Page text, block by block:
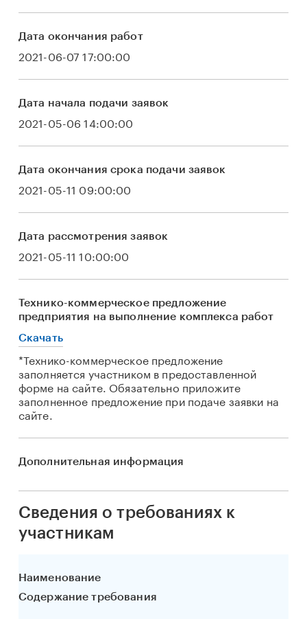
Дата окончания работ
2021-06-07 17:00:00
Дата начала подачи заявок
2021-05-06 14:00:00
Дата окончания срока подачи заявок
2021-05-11 09:00:00
Дата рассмотрения заявок
2021-05-11 10:00:00
Технико-коммерческое предложение
предприятия на выполнение комплекса работ
Скачать
*Технико-коммерческое предложение
заполняется участником в предоставленной
форме на сайте. Обязательно приложите
заполненное предложение при подаче заявки на
сайте.
Дополнительная информация
Сведения о требованиях к
участникам
Наименование
Содержание требования